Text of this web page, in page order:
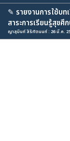
✎ รายงานการใช้บ
สาระการเรียนรู้สุข
ญาสุมินท์ สิริทัตนนท์ : 26 มี.ค.